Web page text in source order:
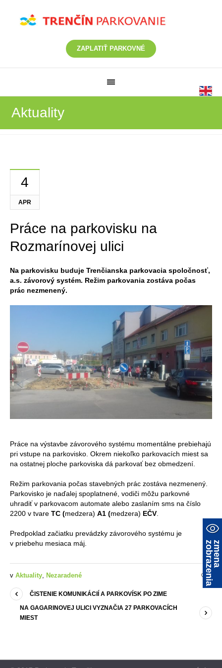
ZAPLATIŤ PARKOVNÉ
Aktuality
4
APR
Práce na parkovisku na
Rozmarínovej ulici
Na parkovisku buduje Trenčianska parkovacia spoločnosť,
a.s. závorový systém. Režim parkovania zostáva počas
prác nezmenený.
Práce na výstavbe závorového systému momentálne prebiehajú
pri vstupe na parkovisko. Okrem niekoľko parkovacích miest sa
na ostatnej ploche parkoviska dá parkovať bez obmedzení.
Režim parkovania počas stavebných prác zostáva nezmenený.
Parkovisko je naďalej spoplatnené, vodiči môžu parkovné
uhradiť v parkovacom automate alebo zaslaním sms na číslo
2200 v tvare TC (medzera) A1 (medzera) EČV.
Predpoklad začiatku prevádzky závorového systému je
v priebehu mesiaca máj.
0
v Aktuality, Nezaradené
ČISTENIE KOMUNIKÁCIÍ A PARKOVÍSK PO ZIME
NA GAGARINOVEJ ULICI VYZNAČIA 27 PARKOVACÍCH
MIEST
z
m
e
n
a
z
o
b
r
a
z
e
n
i
a